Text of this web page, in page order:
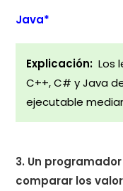
Java*
Explicación: Los
C++, C# y Java
ejecutable
3. Un
comparar los